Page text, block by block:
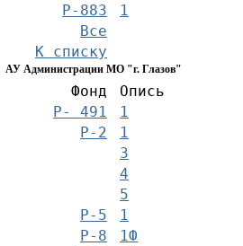
Р-883
1
Все
К списку
АУ Администрации МО "г. Глазов"
Фонд
Опись
Р- 491
1
Р-2
1
3
4
5
Р-5
Р-8
1
1Ф